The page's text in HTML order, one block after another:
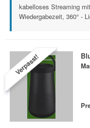
kabelloses Streaming
Wiedergabezeit, 360° -
Verpasst!